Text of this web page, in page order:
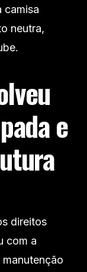
camisa
neutra,
e
direitos
com a